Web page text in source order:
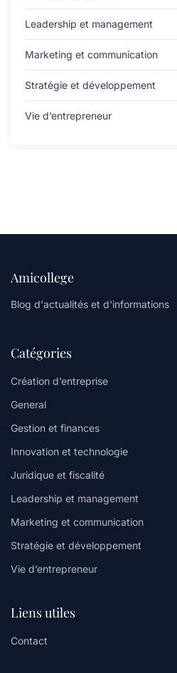
Leadership et management
Marketing et communication
Stratégie et développement
Vie d’entrepreneur
Amicollege
Blog d'actualités et d'informations
Catégories
Création d’entreprise
General
Gestion et finances
Innovation et technologie
Juridique et fiscalité
Leadership et management
Marketing et communication
Stratégie et développement
Vie d’entrepreneur
Liens utiles
Contact